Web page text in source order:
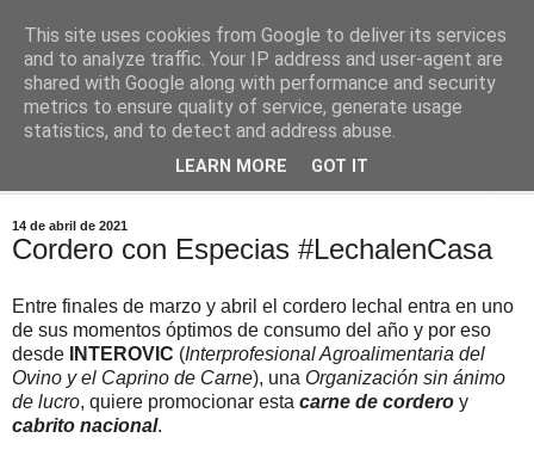
Comoju
La Cocina del Día a Día y el día a día de la Gastronomía
14 de abril de 2021
Cordero con Especias #LechalenCasa
Entre finales de marzo y abril el cordero lechal entra en uno
de sus momentos óptimos de consumo del año y por eso
desde
INTEROVIC (Interprofesional Agroalimentaria del
Ovino y el Caprino de Carne), una Organización sin ánimo
de lucro, quiere promocionar esta carne de cordero y
cabrito nacional.
This site uses cookies from Google to deliver its services
and to analyze traffic. Your IP address and user-agent are
shared with Google along with performance and security
metrics to ensure quality of service, generate usage
statistics, and to detect and address abuse.
LEARN MORE GOT IT